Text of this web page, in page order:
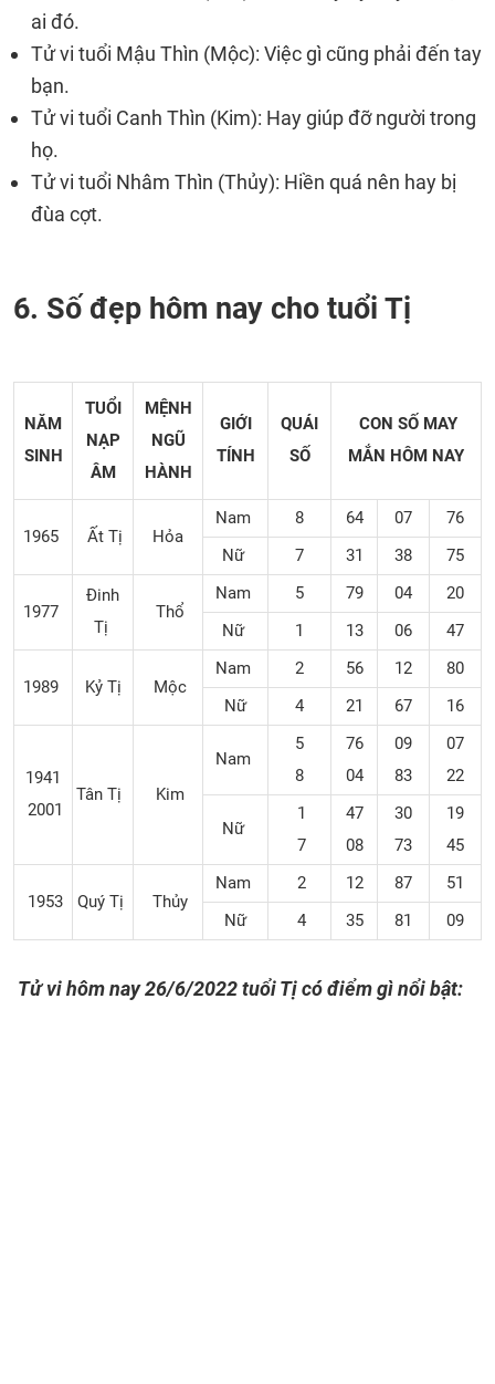
ai đó.
Tử vi tuổi Mậu Thìn (Mộc): Việc gì cũng phải đến tay
bạn.
Tử vi tuổi Canh Thìn (Kim): Hay giúp đỡ người trong
họ.
Tử vi tuổi Nhâm Thìn (Thủy): Hiền quá nên hay bị
đùa cợt.
6. Số đẹp hôm nay cho tuổi Tị
NĂM
SINH
TUỔI
NẠP
ÂM
MỆNH
NGŨ
HÀNH
GIỚI
TÍNH
QUÁI
SỐ
CON SỐ MAY
MẮN HÔM NAY
1965 Ất Tị Hỏa
Nam 8 64 07
76
Nữ
7 31 38 75
1977
Đinh
Tị
Thổ
Nam 5 79 04
20
Nữ
1 13 06 47
1989 Kỷ Tị Mộc
Nam 2 56 12
80
Nữ
4 21 67 16
1941
2001
Tân Tị Kim
Nam
5
8
76
04
09
83
07
22
Nữ
1
7
47
08
30
73
19
45
1953 Quý Tị Thủy
Nam 2 12 87
51
Nữ
4 35 81 09
Tử vi hôm nay 26/6/2022 tuổi Tị có điểm gì nổi bật: